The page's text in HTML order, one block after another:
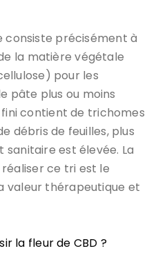
consiste précisément à
la matière végétale
pour les
pâte plus ou moins
contient de trichomes
débris de feuilles, plus
est élevée. La
ce tri est le
valeur thérapeutique et
la fleur de CBD ?